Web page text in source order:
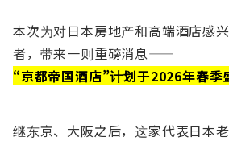
本次为对日本房地产和高端酒店感
者，带来一则重磅消息——
“京都帝国酒店”计划于2026年春季
继东京、大阪之后，这家代表日本